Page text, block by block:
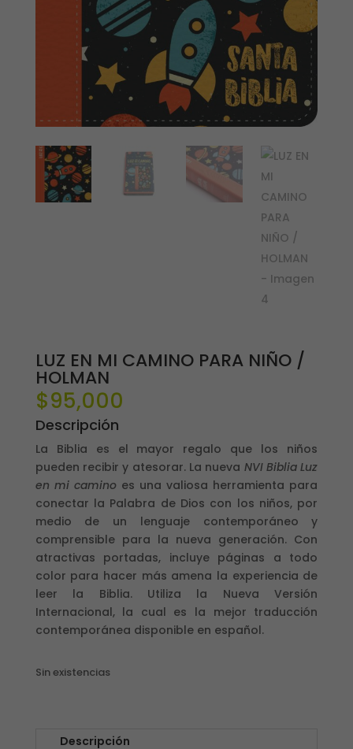
LUZ EN MI CAMINO PARA NIÑO /
HOLMAN
$95,000
Descripción
La Biblia es el mayor regalo que los niños
pueden recibir y atesorar. La nueva NVI Biblia Luz
en mi caminoes una valiosa herramienta para
conectar la Palabra de Dios con los niños, por
medio de un lenguaje contemporáneo y
comprensible para la nueva generación. Con
atractivas portadas, incluye páginas a todo
color para hacer más amena la experiencia de
leer la Biblia. Utiliza la Nueva Versión
Internacional, la cual es la mejor traducción
contemporánea disponible en español.
Sin existencias
Descripción